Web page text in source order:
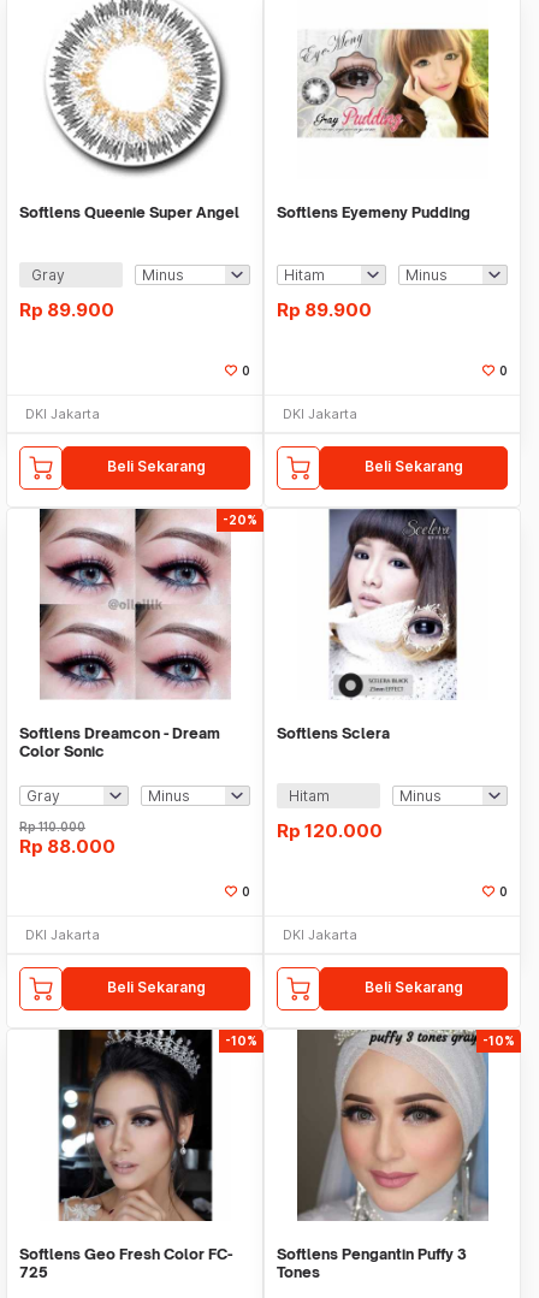
Softlens Queenie Super Angel
Gray
Rp 89.900
0
DKI Jakarta
Beli Sekarang
Softlens Eyemeny Pudding
Rp 89.900
0
DKI Jakarta
Beli Sekarang
-20%
Softlens Dreamcon - Dream
Color Sonic
Rp110.000
Rp 88.000
0
DKI Jakarta
Beli Sekarang
Softlens Sclera
Hitam
Rp 120.000
0
DKI Jakarta
Beli Sekarang
-10%
Softlens Geo Fresh Color FC-
725
-10%
Softlens Pengantin Puffy 3
Tones